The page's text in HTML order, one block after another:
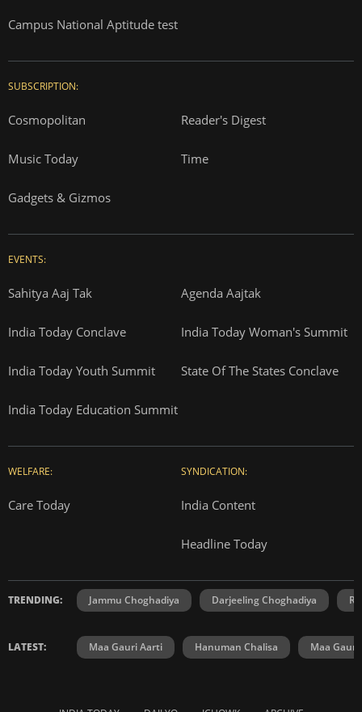
Campus National Aptitude test
SUBSCRIPTION:
Cosmopolitan Reader's Digest
Music Today Time
Gadgets & Gizmos
EVENTS:
Sahitya Aaj Tak Agenda Aajtak
India Today Conclave India Today Woman's Summit
India Today Youth Summit State Of The States Conclave
India Today Education Summit
WELFARE:
Care Today
SYNDICATION:
India Content
Headline Today
TRENDING: Jammu Choghadiya Darjeeling Choghadiya
LATEST: Maa Gauri Aarti Hanuman Chalisa Maa Gauri